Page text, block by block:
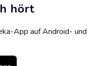
hört
App auf Android- und